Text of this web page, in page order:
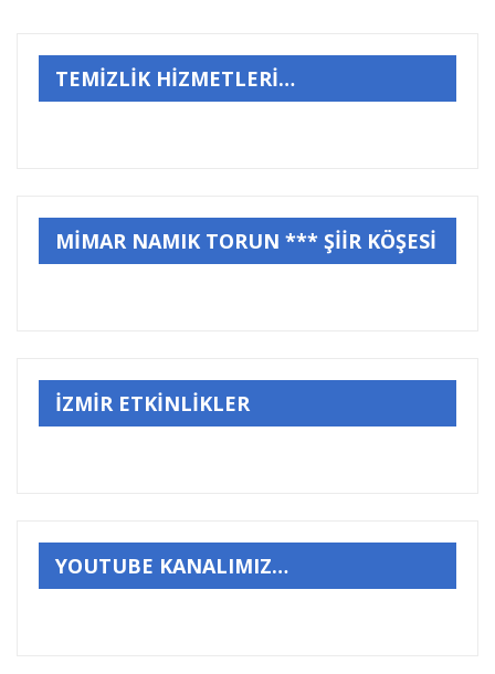
TEMİZLİK HİZMETLERİ…
MİMAR NAMIK TORUN *** ŞİİR KÖŞESİ
İZMİR ETKİNLİKLER
YOUTUBE KANALIMIZ…